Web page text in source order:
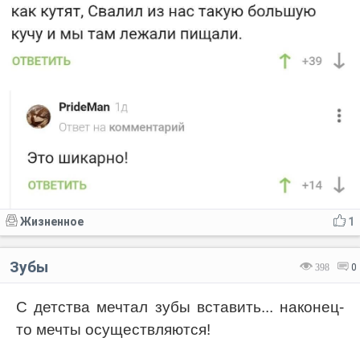
1
Жизненное
398 0
Зубы
С детства мечтал зубы вставить... наконец-
то мечты осуществляются!